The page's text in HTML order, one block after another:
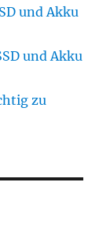
und Akku
und Akku
zu